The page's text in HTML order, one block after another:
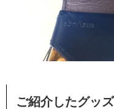
ご紹介したグッズ